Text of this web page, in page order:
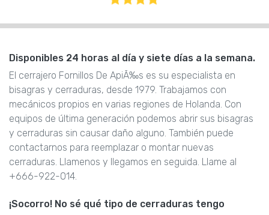
Disponibles 24 horas al día y siete días a la semana.
El cerrajero Fornillos De ApiÃ‰s es su especialista en
bisagras y cerraduras, desde 1979. Trabajamos con
mecánicos propios en varias regiones de Holanda. Con
equipos de última generación podemos abrir sus bisagras
y cerraduras sin causar daño alguno. También puede
contactarnos para reemplazar o montar nuevas
cerraduras. Llamenos y llegamos en seguida. Llame al
+666-922-014.
¡Socorro! No sé qué tipo de cerraduras tengo